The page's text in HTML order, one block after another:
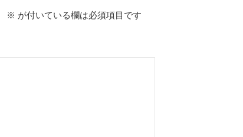
※ が付いている欄は必須項目です